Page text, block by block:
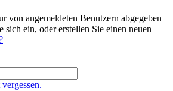
von angemeldeten Benutzern abgegeben
sich ein, oder erstellen Sie einen neuen